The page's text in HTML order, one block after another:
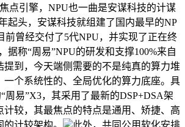
点引擎，NPU也一曲是安谋科技的计谋
起头，安谋科技就组建了国内最早的NP
前曾经交付了5代NPU，并实现了正在终
据称“周易”NPU的研发和支撑100%来自
提到，今天端侧需要的不是纯真的算力堆
一个系统性的、全局优化的算力底座。具
周易”X3，其采用了最新的DSP+DSA架
计较，其最焦点的特点是通用、矫捷、高